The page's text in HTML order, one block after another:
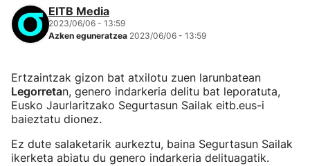
EITB Media
2023/06/06 - 13:59
Azken eguneratzea 2023/06/06 - 13:59
Ertzaintzak gizon bat atxilotu zuen larunbatean
Legorretan, genero indarkeria delitu bat leporatuta,
Eusko Jaurlaritzako Segurtasun Sailak eitb.eus-i
baieztatu dionez.
Ez dute salaketarik aurkeztu, baina Segurtasun Sailak
ikerketa abiatu du genero indarkeria delituagatik.